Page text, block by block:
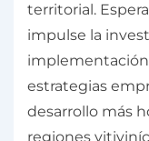
territorial.
impulse la
estrategias
desarrollo más
regiones